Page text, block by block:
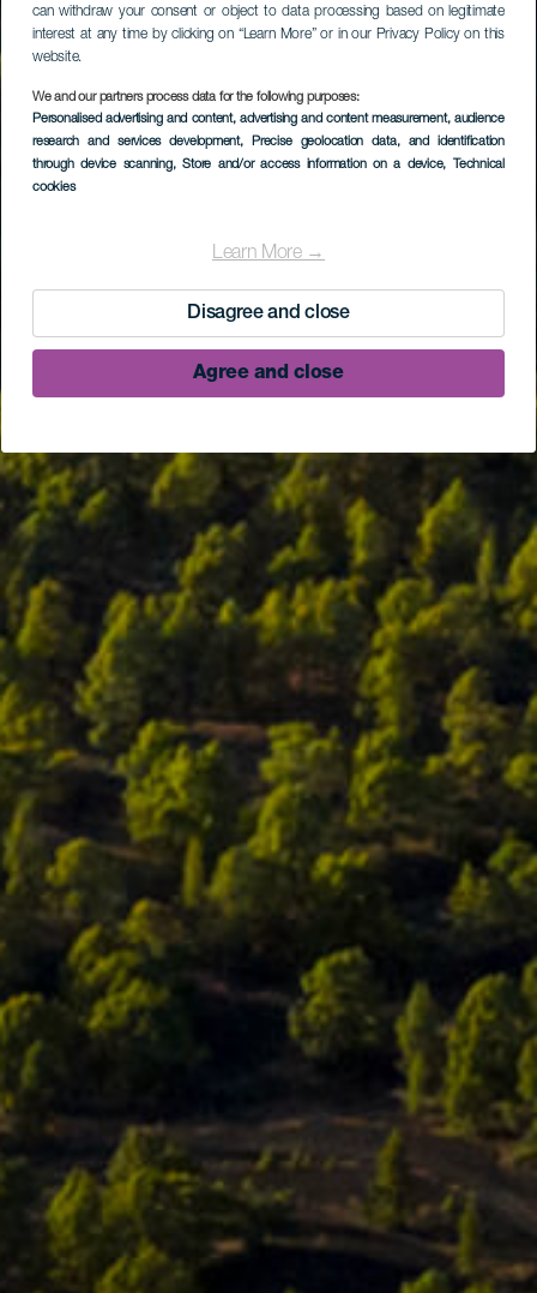
can withdraw your consent or object to data processing based on legitimate
interest at any time by clicking on “Learn More” or in our Privacy Policy on this
website.
We and our partners process data for the following purposes:
Personalised advertising and content, advertising and content measurement, audience
research and services development, Precise geolocation data, and identification
through device scanning, Store and/or access information on a device, Technical
cookies
Learn More →
Disagree and close
Agree and close